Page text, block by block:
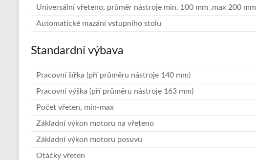
Universální vřeteno, průměr nástroje min. 100 mm ,max 200 mm
Automatické mazání vstupního stolu
Standardní výbava
Pracovní šířka (pří průměru nástroje 140 mm)
Pracovní výška (pří průměru nástroje 163 mm)
Počet vřeten, min-max
Základní výkon motoru na vřeteno
Základní výkon motoru posuvu
Otáčky vřeten